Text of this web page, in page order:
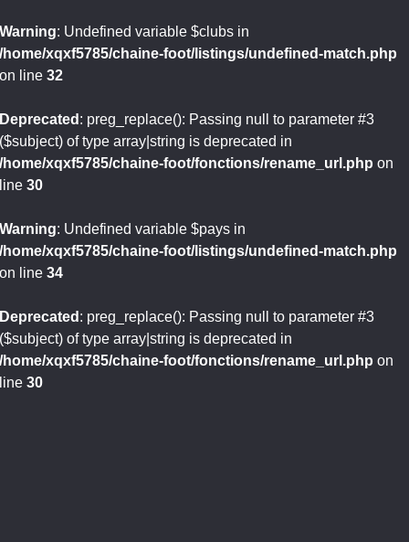
Warning: Undefined variable $clubs in
/home/xqxf5785/chaine-foot/listings/undefined-match.php
on line 32
Deprecated : preg_replace(): Passing null to parameter #3
($subject) of type array|string is deprecated in
/home/xqxf5785/chaine-foot/fonctions/rename_url.php on
line 30
Warning: Undefined variable $pays in
/home/xqxf5785/chaine-foot/listings/undefined-match.php
on line 34
Deprecated : preg_replace(): Passing null to parameter #3
($subject) of type array|string is deprecated in
/home/xqxf5785/chaine-foot/fonctions/rename_url.php on
line 30